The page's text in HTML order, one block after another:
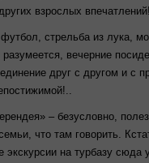
взрослых впечатлений!
стрельба из лука,
вечерние
друг с другом и с
– безусловно,
что там говорить.
экскурсии на турбазу сюда